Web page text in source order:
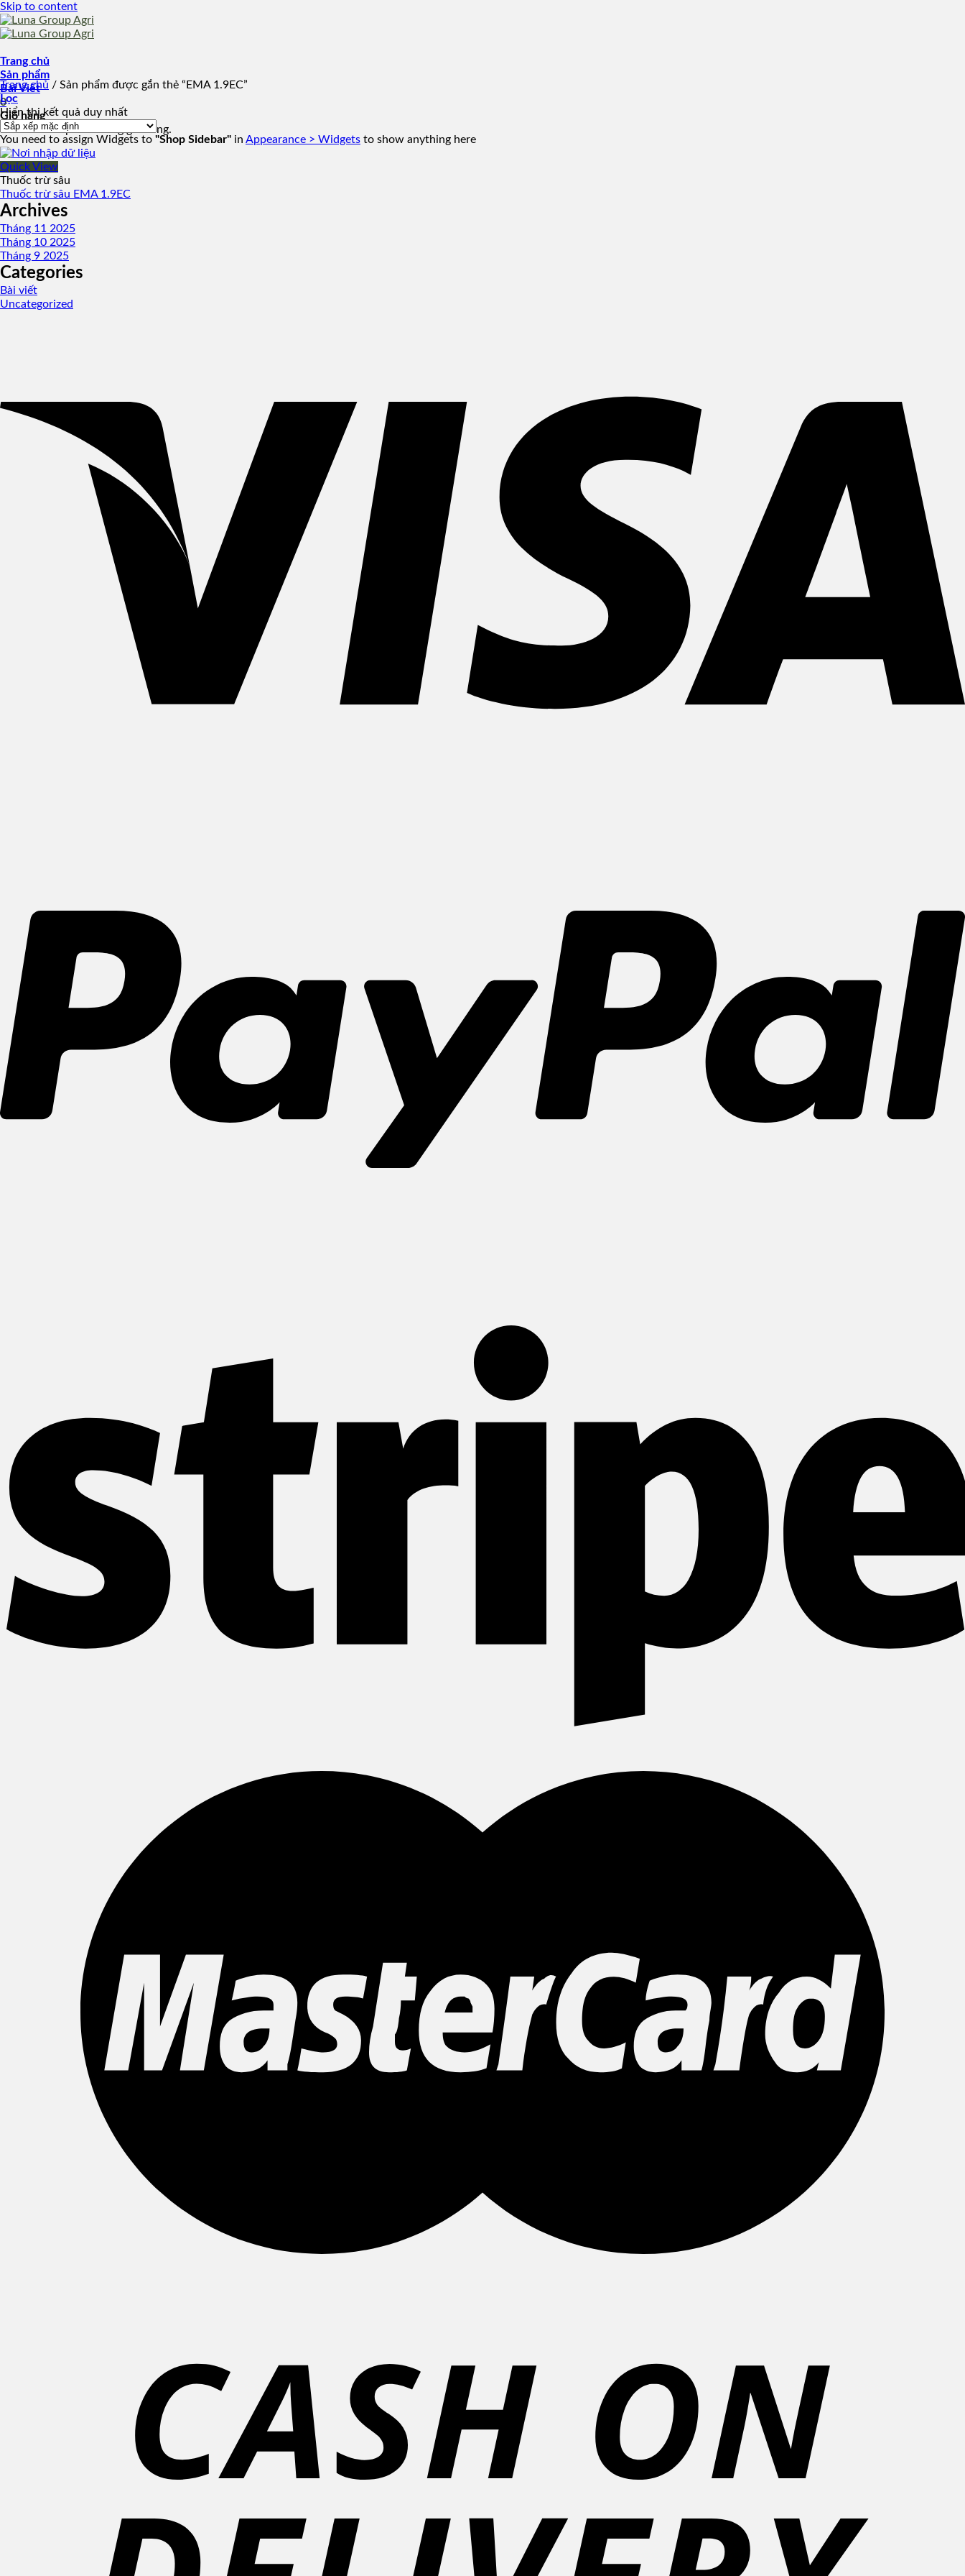
Skip to content
Trang chủ
Sản phẩm
Bài Viết
0
Giỏ hàng
Chưa có sản phẩm trong giỏ hàng.
Trang chủ / Sản phẩm được gắn thẻ “EMA 1.9EC”
Lọc
Hiển thị kết quả duy nhất
You need to assign Widgets to "Shop Sidebar" in Appearance > Widgets to show anything here
Quick View
Thuốc trừ sâu
Thuốc trừ sâu EMA 1.9EC
Archives
Tháng 11 2025
Tháng 10 2025
Tháng 9 2025
Categories
Bài viết
Uncategorized